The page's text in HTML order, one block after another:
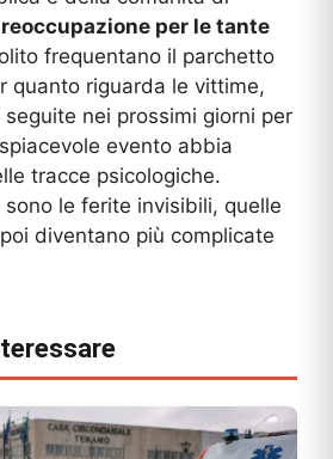
per le tante
frequentano il parchetto
quanto riguarda le vittime,
nei prossimi giorni per
evento abbia
tracce psicologiche.
le ferite invisibili, quelle
diventano più complicate